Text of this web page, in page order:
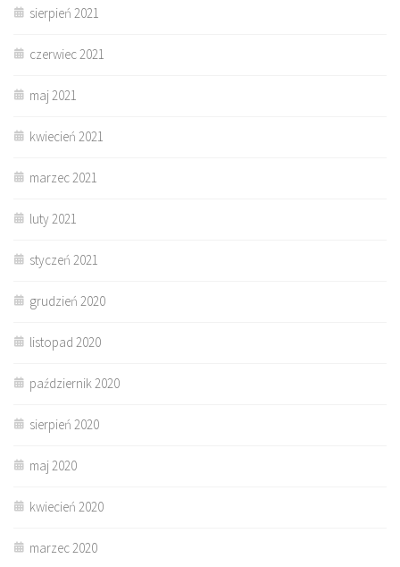
sierpień 2021
czerwiec 2021
maj 2021
kwiecień 2021
marzec 2021
luty 2021
styczeń 2021
grudzień 2020
listopad 2020
październik 2020
sierpień 2020
maj 2020
kwiecień 2020
marzec 2020